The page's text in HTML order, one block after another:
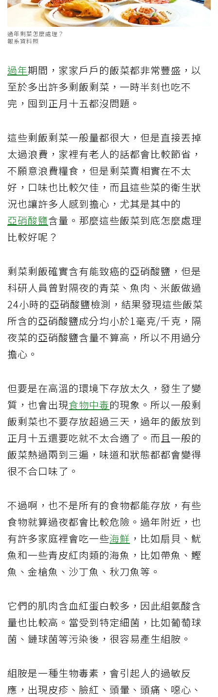
過年剩菜怎麼處理？
報系資料照
過年期間，家家戶戶的飯菜都非常豐盛，以
至於多出許多剩飯剩菜，一時半刻也吃不
完，囤到正月十五都沒問題。
這些剩飯剩菜一般量都很大，但是直接丟掉
太過浪費，家裡有老人的話都會比較節省，
不願意浪費糧食，但是剩菜賣相實在不太
好，口味也比較欠佳，而且這些菜的衛生狀
況也讓許多人感到擔心，尤其是其中的
亞硝酸鹽含量。那麼這些飯菜到底怎麼處理
比較好呢？
剩菜剩飯確實含有能致癌的亞硝酸鹽，但是
科研人員曾對隔夜的青菜、魚肉、米飯做過
24小時的亞硝酸鹽檢測，結果發現這些飯菜
所含的亞硝酸鹽成分均小於1毫克/千克，隔
夜菜的亞硝酸鹽含量不算高，所以不用過分
擔心。
但要是在高溫的環境下存放太久，發生了變
質，也會出現食物中毒的現象。所以一般剩
飯剩菜也不要存放超過三天，過年的飯放到
正月十五還要吃就不太合適了。而且一般的
飯菜熱過兩到三遍，味道和狀態都都會變得
很不合口味了。
不過啊，也不是所有的食物都能存放，有些
食物就算過夜都會比較危險。過年附近，也
有許多家庭裡會吃一些海鮮 ，比如扇貝、魷
魚和一些青皮紅肉類的海魚，比如帶魚、鰹
魚、金槍魚、沙丁魚、秋刀魚等。
它們的肌肉含血紅蛋白較多，因此組氨酸含
量也比較高。當受到特定細菌，比如葡萄球
菌、鏈球菌等污染後，很容易產生組胺。
組胺是一種生物毒素，會引起人的過敏反
應，出現皮疹、臉紅、頭暈、頭痛、噁心、